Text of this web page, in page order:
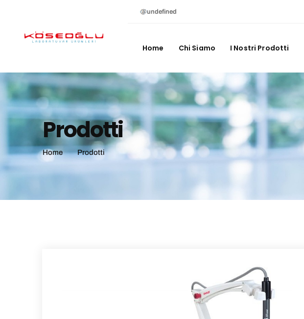
undefined
Home Chi Siamo I Nostri Prodotti
Prodotti
Home Prodotti